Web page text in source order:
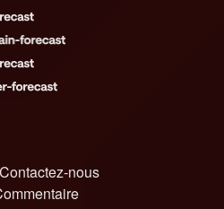
Contactez-nous